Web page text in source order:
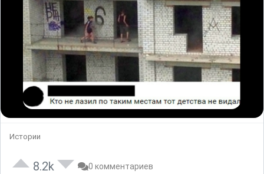
Истории
8.2k 0 комментариев